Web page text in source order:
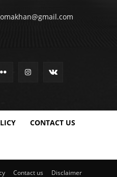
CONTACT US
Contact us Disclaimer